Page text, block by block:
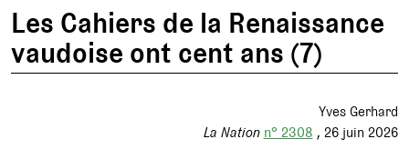
Les Cahiers de la Renaissance
vaudoise ont cent ans (7)
Yves Gerhard
La Nation n° 2308 26 juin 2026